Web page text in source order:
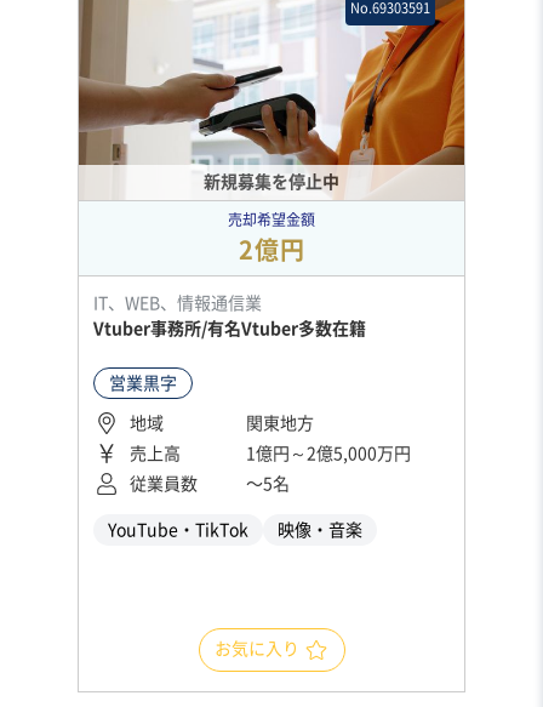
新規募集を停止中
No.69303591
売却希望金額
2億円
IT、WEB、情報通信業
Vtuber事務所/有名Vtuber多数在籍
営業黒字
地域
関東地方
売上高
1億円～2億5,000万円
従業員数
〜5名
YouTube・TikTok 映像・音楽
お気に入り